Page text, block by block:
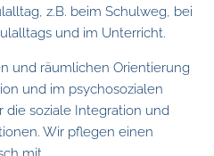
z.B. beim Schulweg, bei
und im Unterricht.
und räumlichen Orientierung
und im psychosozialen
die soziale Integration und
Wir pflegen einen